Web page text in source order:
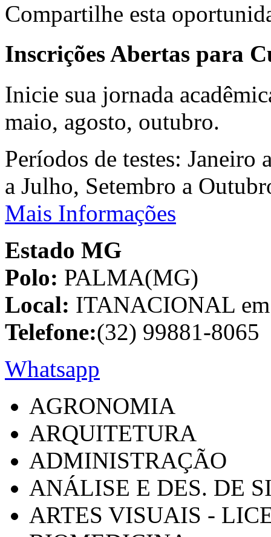
Compartilhe esta
Inscrições Abertas para
Inicie sua jornada
maio, agosto, outubro.
Períodos de testes:
a Julho, Setembro a
Mais Informações
Estado MG
Polo: PALMA(MG)
Local: ITANACIONAL
Telefone:(32) 99881-8065
Whatsapp
AGRONOMIA
ARQUITETURA
ADMINISTRAÇÃO
ANÁLISE E DES. DE
ARTES VISUAIS -